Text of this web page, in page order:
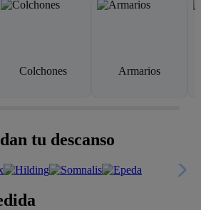
Colchones Armarios
tu descanso